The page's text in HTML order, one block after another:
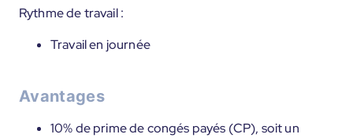
Rythme de travail :
Travail en journée
Avantages
10% de prime de congés payés (CP), soit un